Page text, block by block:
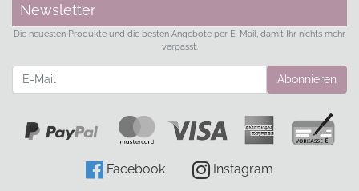
Newsletter
Die neuesten Produkte und die besten Angebote per E-Mail, damit Ihr nichts mehr
verpasst.
Abonnieren
Facebook Instagram